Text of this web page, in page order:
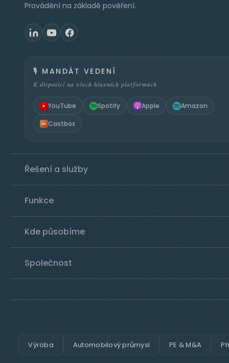
Provádění na základě pověření.
🎙️ MANDÁT VEDENÍ
K dispozici na všech hlavních platformách
YouTube Spotify Apple Amazon
Castbox
Řešení a služby
Funkce
Kde působíme
Společnost
Výroba Automobilový průmysl PE & M&A